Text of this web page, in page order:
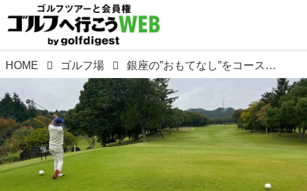
HOME ゴルフ場 銀座の”おもてなし”をコースでも！【飯能グリーンカントリークラブ】